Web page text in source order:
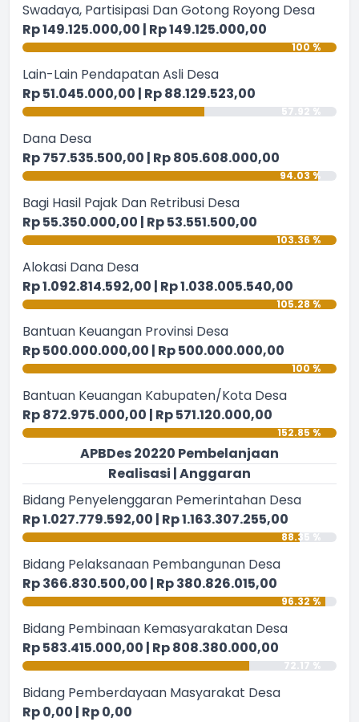
Swadaya, Partisipasi Dan Gotong Royong Desa
Rp 149.125.000,00 | Rp 149.125.000,00
100 %
Lain-Lain Pendapatan Asli Desa
Rp 51.045.000,00 | Rp 88.129.523,00
57.92 %
Dana Desa
Rp 757.535.500,00 | Rp 805.608.000,00
94.03 %
Bagi Hasil Pajak Dan Retribusi Desa
Rp 55.350.000,00 | Rp 53.551.500,00
103.36 %
Alokasi Dana Desa
Rp 1.092.814.592,00 | Rp 1.038.005.540,00
105.28 %
Bantuan Keuangan Provinsi Desa
Rp 500.000.000,00 | Rp 500.000.000,00
100 %
Bantuan Keuangan Kabupaten/Kota Desa
Rp 872.975.000,00 | Rp 571.120.000,00
152.85 %
APBDes 20220 Pembelanjaan
Realisasi | Anggaran
Bidang Penyelenggaran Pemerintahan Desa
Rp 1.027.779.592,00 | Rp 1.163.307.255,00
88.35 %
Bidang Pelaksanaan Pembangunan Desa
Rp 366.830.500,00 | Rp 380.826.015,00
96.32 %
Bidang Pembinaan Kemasyarakatan Desa
Rp 583.415.000,00 | Rp 808.380.000,00
72.17 %
Bidang Pemberdayaan Masyarakat Desa
Rp 0,00 | Rp 0,00